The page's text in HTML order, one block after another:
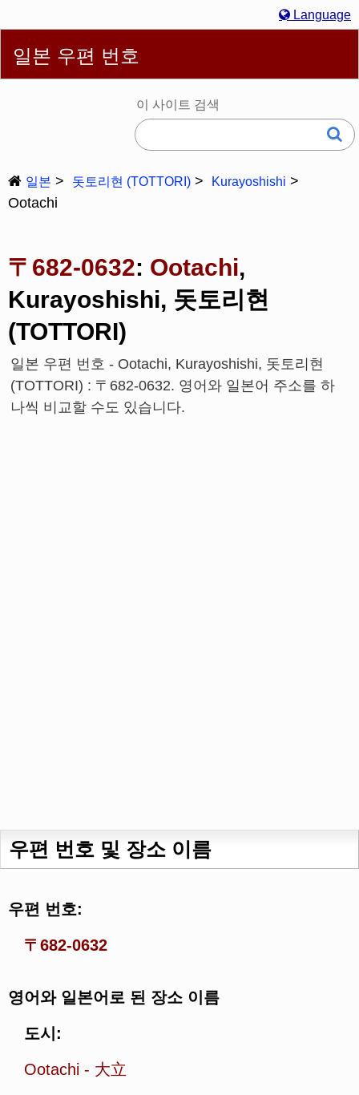
Language
Deutsch
Français
日本語
일본 우편 번호
이 사이트 검색
일본 돗토리현 (TOTTORI) Kurayoshishi
Ootachi
〒682-0632: Ootachi,
Kurayoshishi, 돗토리현
(TOTTORI)
일본 우편 번호 - Ootachi, Kurayoshishi, 돗토리현
(TOTTORI) : 〒682-0632. 영어와 일본어 주소를 하
나씩 비교할 수도 있습니다.
우편 번호 및 장소 이름
우편 번호:
〒682-0632
영어와 일본어로 된 장소 이름
도시:
Ootachi - 大立